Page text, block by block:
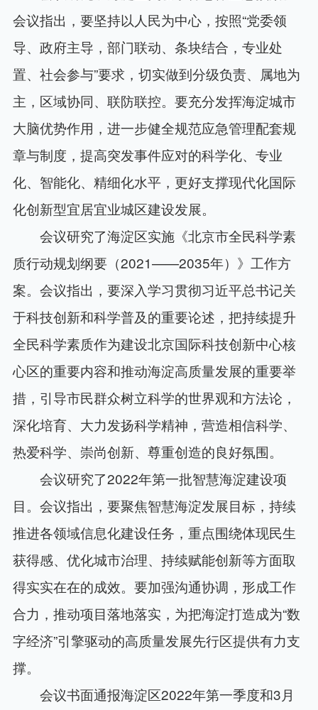
会议指出，要坚持以人民为中心，按照“党委领
导、政府主导，部门联动、条块结合，专业处
置、社会参与”要求，切实做到分级负责、属地为
主，区域协同、联防联控。要充分发挥海淀城市
大脑优势作用，进一步健全规范应急管理配套规
章与制度，提高突发事件应对的科学化、专业
化、智能化、精细化水平，更好支撑现代化国际
化创新型宜居宜业城区建设发展。
会议研究了海淀区实施《北京市全民科学素
质行动规划纲要（2021——2035年）》工作方
案。会议指出，要深入学习贯彻习近平总书记关
于科技创新和科学普及的重要论述，把持续提升
全民科学素质作为建设北京国际科技创新中心核
心区的重要内容和推动海淀高质量发展的重要举
措，引导市民群众树立科学的世界观和方法论，
深化培育、大力发扬科学精神，营造相信科学、
热爱科学、崇尚创新、尊重创造的良好氛围。
会议研究了2022年第一批智慧海淀建设项
目。会议指出，要聚焦智慧海淀发展目标，持续
推进各领域信息化建设任务，重点围绕体现民生
获得感、优化城市治理、持续赋能创新等方面取
得实实在在的成效。要加强沟通协调，形成工作
合力，推动项目落地落实，为把海淀打造成为“数
字经济”引擎驱动的高质量发展先行区提供有力支
撑。
会议书面通报海淀区2022年第一季度和3月